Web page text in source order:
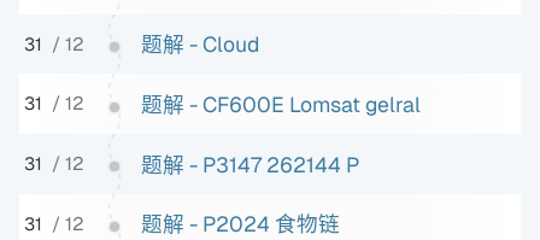
31 / 12 题解 - Cloud
31 / 12 题解 - CF600E Lomsat gelral
31 / 12 题解 - P3147 262144 P
31 / 12 题解 - P2024 食物链